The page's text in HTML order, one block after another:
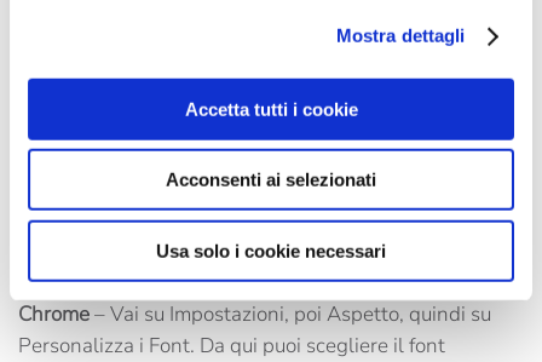
Mostra dettagli
Accetta tutti i cookie
Acconsenti ai selezionati
Usa solo i cookie necessari
– Seleziona Opzioni, poi Contenuti,
quindi Font e Colori per scegliere l’opzione più adatta a
– Vai su Preferenze, quindi sul pannello Aspetto.
Clicca sul pulsante Seleziona accanto ai campi del font
per modificare la visualizzazione.
Chrome– Vai su Impostazioni, poi Aspetto, quindi su
Personalizza i Font. Da qui puoi scegliere il font